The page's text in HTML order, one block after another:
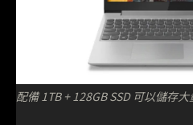
配備 1TB + 128GB SSD 可以儲存